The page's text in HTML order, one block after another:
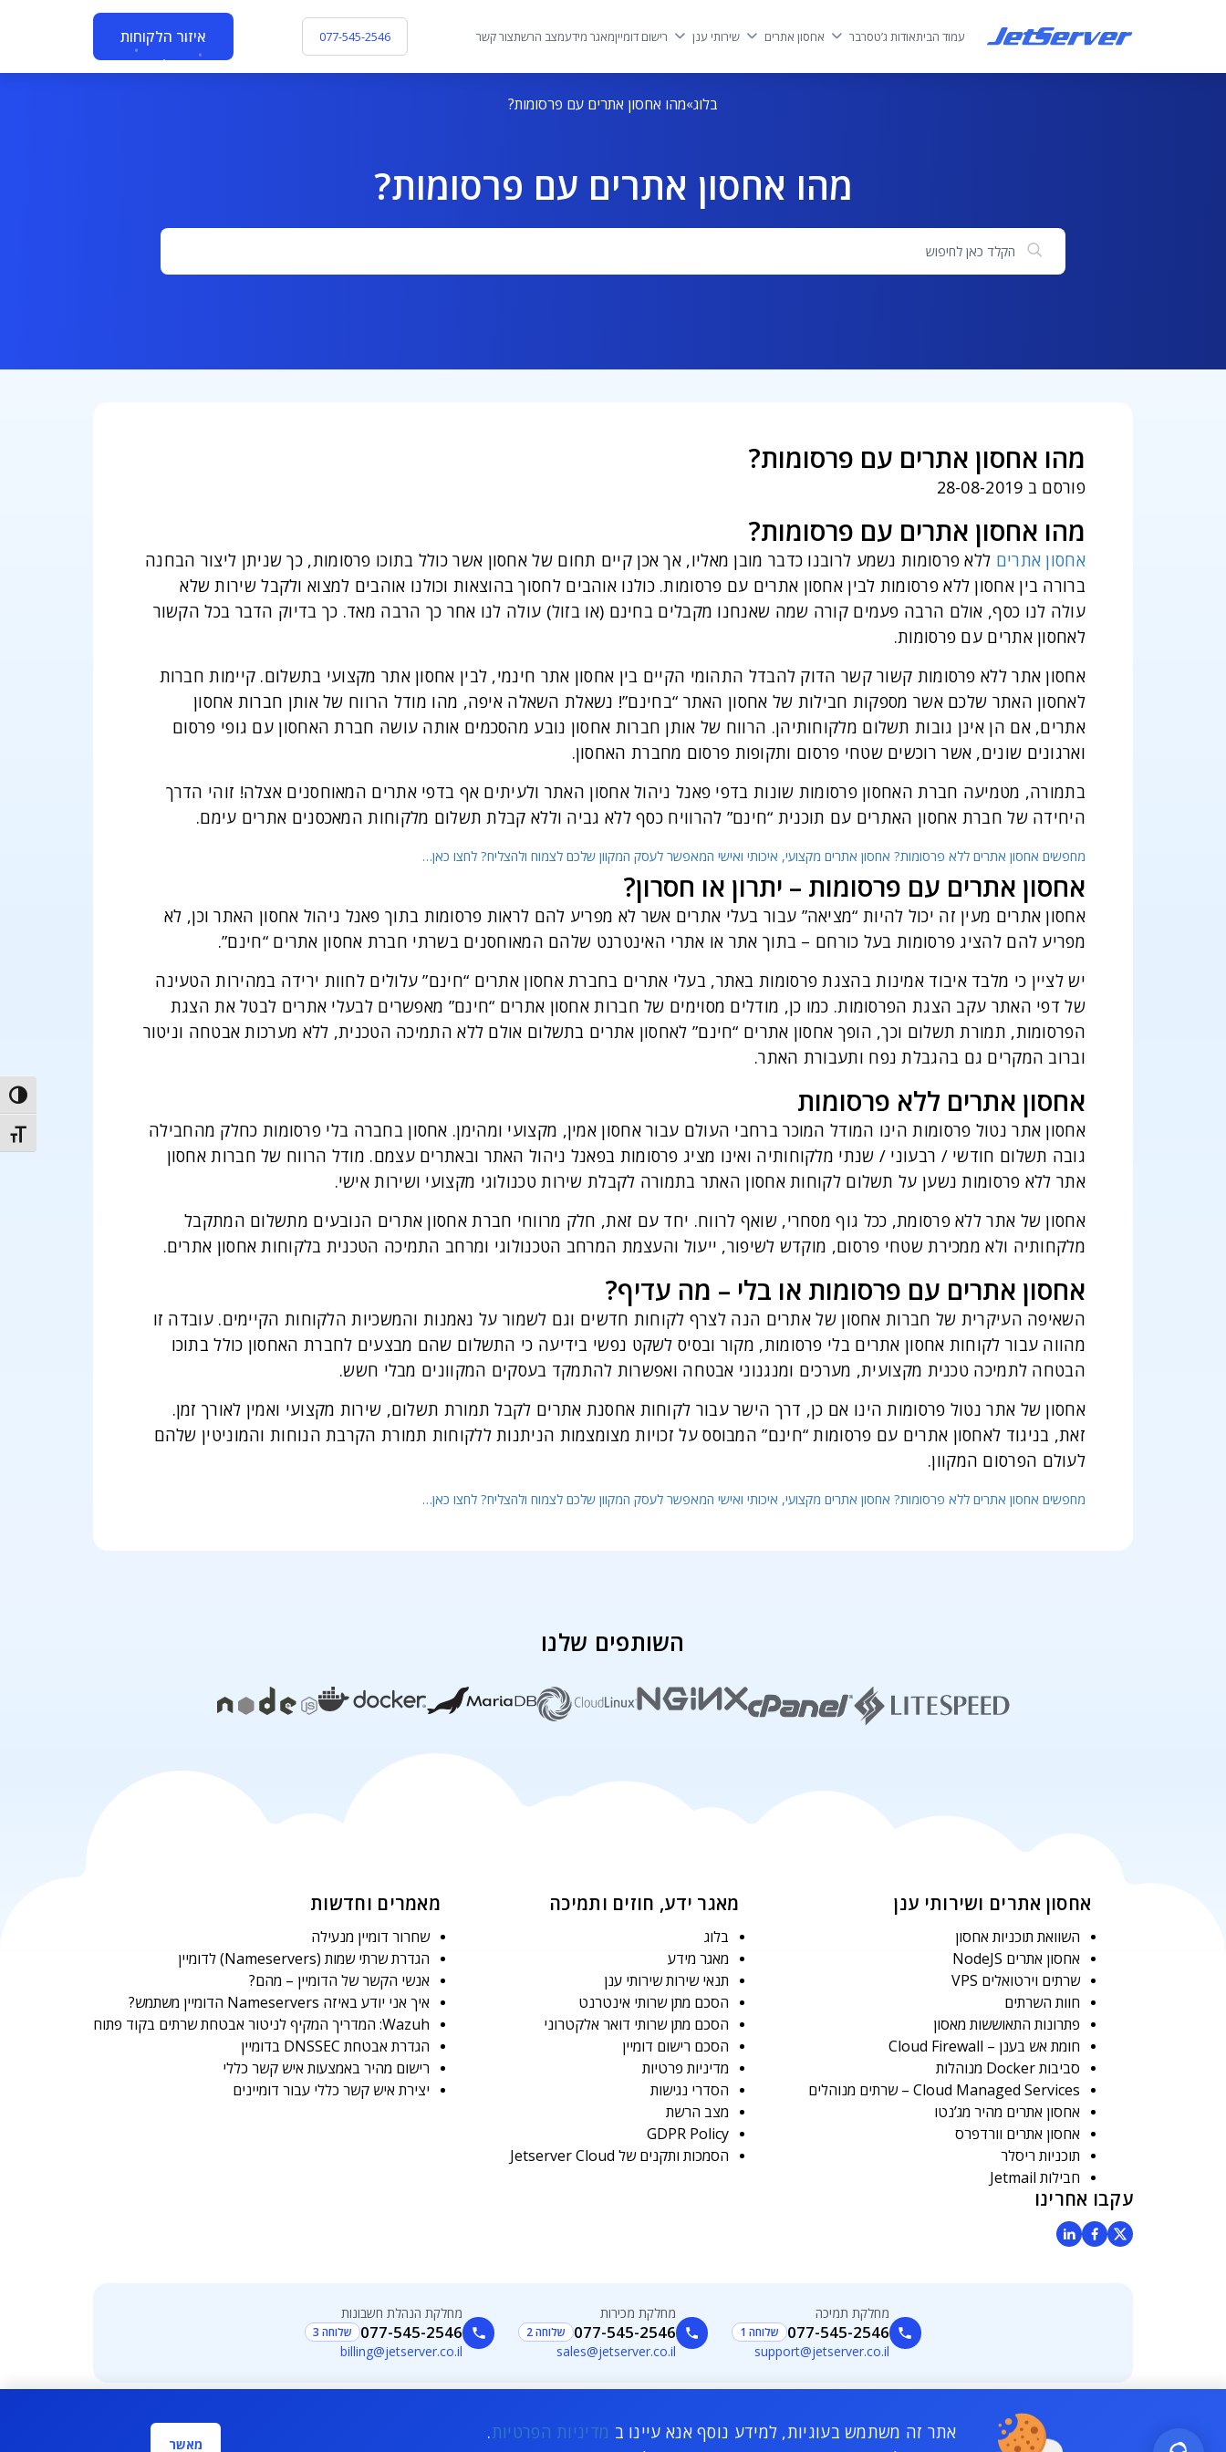
עמוד הביתאודות ג’טסרבר אחסון אתרים שירותי ענן רישום דומייןמאגר מידעמצב הרשתצור קשר 077-545-2546 איזור הלקוחות
אתר זה משתמש בעוגיות, למידע נוסף אנא עיינו ב מדיניות הפרטיות.
מאשר
בלוג מהו אחסון אתרים עם פרסומות?
מהו אחסון אתרים עם פרסומות?
חיפוש
מהו אחסון אתרים עם פרסומות?
פורסם ב 28-08-2019
מהו אחסון אתרים עם פרסומות?
אחסון אתרים ללא פרסומות נשמע לרובנו כדבר מובן מאליו, אך אכן קיים תחום של אחסון אשר כולל בתוכו פרסומות, כך שניתן ליצור הבחנה
ברורה בין אחסון ללא פרסומות לבין אחסון אתרים עם פרסומות. כולנו אוהבים לחסוך בהוצאות וכולנו אוהבים למצוא ולקבל שירות שלא
עולה לנו כסף, אולם הרבה פעמים קורה שמה שאנחנו מקבלים בחינם (או בזול) עולה לנו אחר כך הרבה מאד. כך בדיוק הדבר בכל הקשור
לאחסון אתרים עם פרסומות.
אחסון אתר ללא פרסומות קשור קשר הדוק להבדל התהומי הקיים בין אחסון אתר חינמי, לבין אחסון אתר מקצועי בתשלום. קיימות חברות
לאחסון האתר שלכם אשר מספקות חבילות של אחסון האתר “בחינם”! נשאלת השאלה איפה, מהו מודל הרווח של אותן חברות אחסון
אתרים, אם הן אינן גובות תשלום מלקוחותיהן. הרווח של אותן חברות אחסון נובע מהסכמים אותה עושה חברת האחסון עם גופי פרסום
וארגונים שונים, אשר רוכשים שטחי פרסום ותקופות פרסום מחברת האחסון.
בתמורה, מטמיעה חברת האחסון פרסומות שונות בדפי פאנל ניהול אחסון האתר ולעיתים אף בדפי אתרים המאוחסנים אצלה! זוהי הדרך
היחידה של חברת אחסון האתרים עם תוכנית “חינם” להרוויח כסף ללא גביה וללא קבלת תשלום מלקוחות המאכסנים אתרים עימם.
מחפשים אחסון אתרים ללא פרסומות? אחסון אתרים מקצועי, איכותי ואישי המאפשר לעסק המקוון שלכם לצמוח ולהצליח? לחצו כאן…
אחסון אתרים עם פרסומות – יתרון או חסרון?
אחסון אתרים מעין זה יכול להיות “מציאה” עבור בעלי אתרים אשר לא מפריע להם לראות פרסומות בתוך פאנל ניהול אחסון האתר וכן, לא
מפריע להם להציג פרסומות בעל כורחם – בתוך אתר או אתרי האינטרנט שלהם המאוחסנים בשרתי חברת אחסון אתרים “חינם”.
יש לציין כי מלבד איבוד אמינות בהצגת פרסומות באתר, בעלי אתרים בחברת אחסון אתרים “חינם” עלולים לחוות ירידה במהירות הטעינה
של דפי האתר עקב הצגת הפרסומות. כמו כן, מודלים מסוימים של חברות אחסון אתרים “חינם” מאפשרים לבעלי אתרים לבטל את הצגת
הפרסומות, תמורת תשלום וכך, הופך אחסון אתרים “חינם” לאחסון אתרים בתשלום אולם ללא התמיכה הטכנית, ללא מערכות אבטחה וניטור
וברוב המקרים גם בהגבלת נפח ותעבורת האתר.
אחסון אתרים ללא פרסומות
אחסון אתר נטול פרסומות הינו המודל המוכר ברחבי העולם עבור אחסון אמין, מקצועי ומהימן. אחסון בחברה בלי פרסומות כחלק מהחבילה
גובה תשלום חודשי / רבעוני / שנתי מלקוחותיה ואינו מציג פרסומות בפאנל ניהול האתר ובאתרים עצמם. מודל הרווח של חברות אחסון
אתר ללא פרסומות נשען על תשלום לקוחות אחסון האתר בתמורה לקבלת שירות טכנולוגי מקצועי ושירות אישי.
אחסון של אתר ללא פרסומת, ככל גוף מסחרי, שואף לרווח. יחד עם זאת, חלק מרווחי חברת אחסון אתרים הנובעים מתשלום המתקבל
מלקחותיה ולא ממכירת שטחי פרסום, מוקדש לשיפור, ייעול והעצמת המרחב הטכנולוגי ומרחב התמיכה הטכנית בלקוחות אחסון אתרים.
אחסון אתרים עם פרסומות או בלי – מה עדיף?
השאיפה העיקרית של חברות אחסון של אתרים הנה לצרף לקוחות חדשים וגם לשמור על נאמנות והמשכיות הלקוחות הקיימים. עובדה זו
מהווה עבור לקוחות אחסון אתרים בלי פרסומות, מקור ובסיס לשקט נפשי בידיעה כי התשלום שהם מבצעים לחברת האחסון כולל בתוכו
הבטחה לתמיכה טכנית מקצועית, מערכים ומנגנוני אבטחה ואפשרות להתמקד בעסקים המקוונים מבלי חשש.
אחסון של אתר נטול פרסומות הינו אם כן, דרך הישר עבור לקוחות אחסנת אתרים לקבל תמורת תשלום, שירות מקצועי ואמין לאורך זמן.
זאת, בניגוד לאחסון אתרים עם פרסומות “חינם” המבוסס על זכויות מצומצמות הניתנות ללקוחות תמורת הקרבת הנוחות והמוניטין שלהם
לעולם הפרסום המקוון.
מחפשים אחסון אתרים ללא פרסומות? אחסון אתרים מקצועי, איכותי ואישי המאפשר לעסק המקוון שלכם לצמוח ולהצליח? לחצו כאן…
השותפים שלנו
אחסון אתרים ושירותי ענן
השוואת תוכניות אחסון
אחסון אתרים NodeJS
שרתים וירטואלים VPS
חוות השרתים
פתרונות התאוששות מאסון
חומת אש בענן – Cloud Firewall
סביבות Docker מנוהלות
Cloud Managed Services – שרתים מנוהלים
אחסון אתרים מהיר מג’נטו
אחסון אתרים וורדפרס
תוכניות ריסלר
חבילות Jetmail
מאגר ידע, חוזים ותמיכה
בלוג
מאגר מידע
תנאי שירות שירותי ענן
הסכם מתן שרותי אינטרנט
הסכם מתן שרותי דואר אלקטרוני
הסכם רישום דומיין
מדיניות פרטיות
הסדרי נגישות
מצב הרשת
GDPR Policy
הסמכות ותקנים של Jetserver Cloud
מאמרים וחדשות
שחרור דומיין מנעילה
הגדרת שרתי שמות (Nameservers) לדומיין
אנשי הקשר של הדומיין – מהם?
איך אני יודע באיזה Nameservers הדומיין משתמש?
Wazuh: המדריך המקיף לניטור אבטחת שרתים בקוד פתוח
הגדרת אבטחת DNSSEC בדומיין
רישום מהיר באמצעות איש קשר כללי
יצירת איש קשר כללי עבור דומיינים
עקבו אחרינו
מחלקת תמיכה
077-545-2546 שלוחה 1
support@jetserver.co.il
מחלקת מכירות
077-545-2546 שלוחה 2
sales@jetserver.co.il
מחלקת הנהלת חשבונות
077-545-2546 שלוחה 3
billing@jetserver.co.il